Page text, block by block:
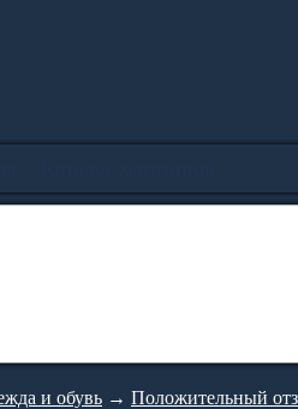
и обувь → Положительный